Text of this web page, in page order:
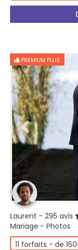
PREMIUM PLUS
Laurent - 295 avis
Mariage - Photos
11 forfaits - de